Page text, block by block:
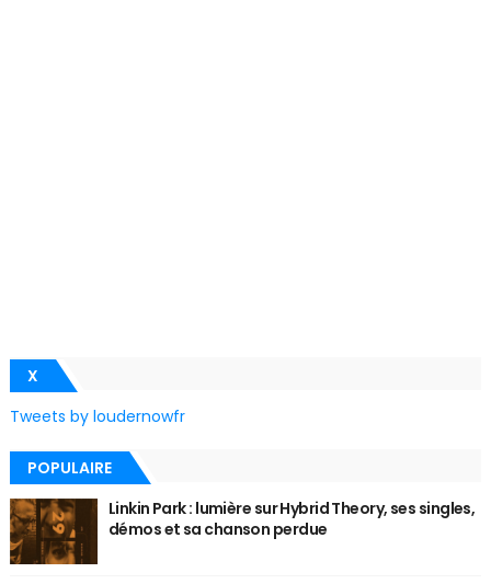
X
Tweets by loudernowfr
POPULAIRE
Linkin Park : lumière sur Hybrid Theory, ses singles,
démos et sa chanson perdue